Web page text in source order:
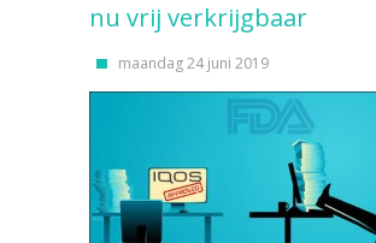
nu vrij verkrijgbaar
maandag 24 juni 2019